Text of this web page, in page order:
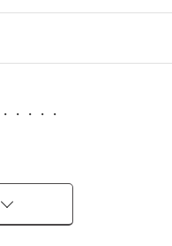
・・
鐘